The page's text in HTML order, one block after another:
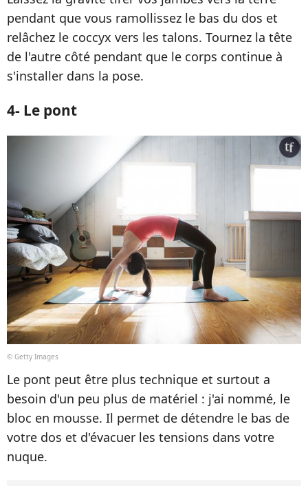
pendant que vous ramollissez le bas du dos et
relâchez le coccyx vers les talons. Tournez la tête
de l'autre côté pendant que le corps continue à
s'installer dans la pose.
4- Le pont
© Getty Images
Le pont peut être plus technique et surtout a
besoin d'un peu plus de matériel : j'ai nommé, le
bloc en mousse. Il permet de détendre le bas de
votre dos et d'évacuer les tensions dans votre
nuque.